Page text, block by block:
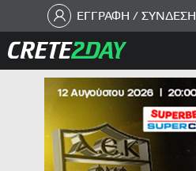
ΕΓΓΡΑΦΗ / ΣΥΝΔΕΣΗ